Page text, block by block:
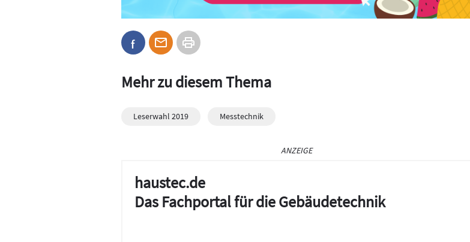
Mehr zu diesem Thema
Leserwahl 2019 Messtechnik
ANZEIGE
haustec.de
Das Fachportal für die Gebäudetechnik